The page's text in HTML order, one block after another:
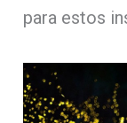
para estos